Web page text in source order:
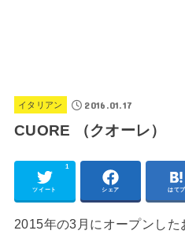
イタリアン 2016.01.17
CUORE （クオーレ）
ツイート
1
シェア はてブ
2015年の3月にオープンし